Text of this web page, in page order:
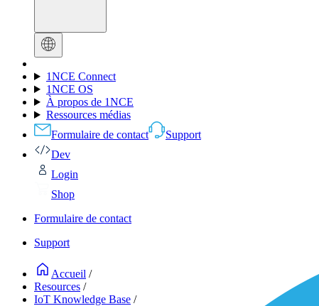
1NCE Connect
1NCE OS
À propos de 1NCE
Ressources médias
Formulaire de contact
Support
Dev
Login
Shop
Formulaire de contact
Support
Accueil /
Resources /
IoT Knowledge Base /